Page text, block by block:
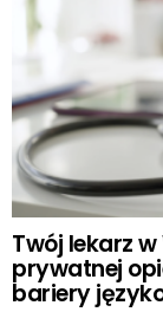
Twój lekarz
prywatnej
bariery